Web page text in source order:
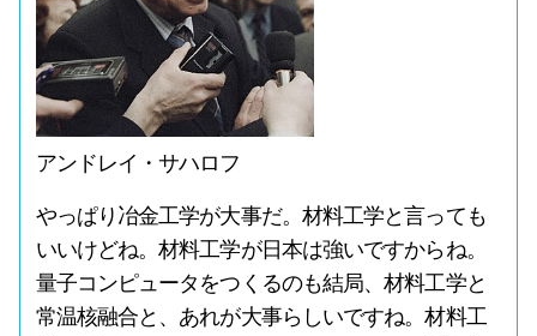
アンドレイ・サハロフ
やっぱり冶金工学が大事だ。材料工学と言っても
いいけどね。材料工学が日本は強いですからね。
量子コンピュータをつくるのも結局、材料工学と
常温核融合と、あれが大事らしいですね。材料工